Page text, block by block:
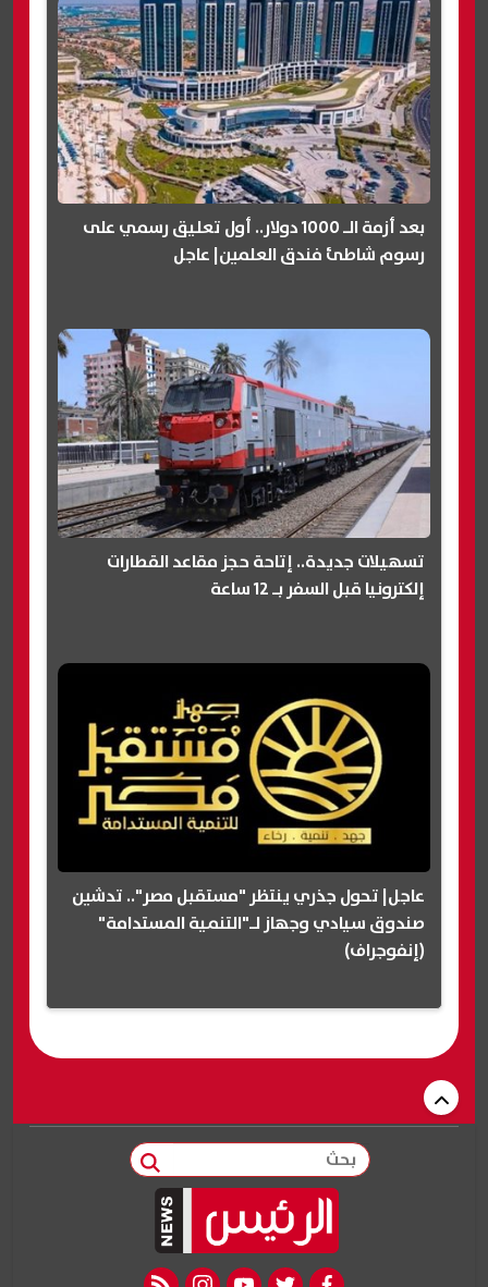
بعد أزمة الـ 1000 دولار.. أول تعليق رسمي على
رسوم شاطئ فندق العلمين| عاجل
تسهيلات جديدة.. إتاحة حجز مقاعد القطارات
إلكترونيا قبل السفر بـ 12 ساعة
عاجل| تحول جذري ينتظر "مستقبل مصر".. تدشين
صندوق سيادي وجهاز لـ"التنمية المستدامة"
(إنفوجراف)
بحث